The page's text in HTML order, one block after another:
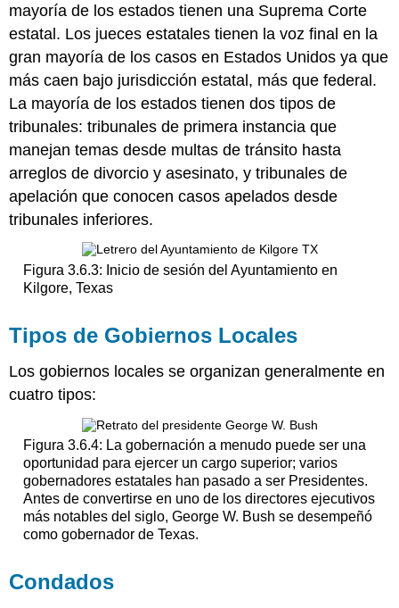
mayoría de los estados tienen una Suprema Corte
estatal. Los jueces estatales tienen la voz final en la
gran mayoría de los casos en Estados Unidos ya que
más caen bajo jurisdicción estatal, más que federal.
La mayoría de los estados tienen dos tipos de
tribunales: tribunales de primera instancia que
manejan temas desde multas de tránsito hasta
arreglos de divorcio y asesinato, y tribunales de
apelación que conocen casos apelados desde
tribunales inferiores.
Figura 3.6.3: Inicio de sesión del Ayuntamiento en
Kilgore, Texas
Tipos de Gobiernos Locales
Los gobiernos locales se organizan generalmente en
cuatro tipos:
Figura 3.6.4: La gobernación a menudo puede ser una
oportunidad para ejercer un cargo superior; varios
gobernadores estatales han pasado a ser Presidentes.
Antes de convertirse en uno de los directores ejecutivos
más notables del siglo, George W. Bush se desempeñó
como gobernador de Texas.
Condados